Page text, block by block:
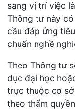
sang vị trí việc
Thông tư này
cầu đáp ứng
chuẩn nghề
Theo Thông tư
dục đại học
trực thuộc cơ
theo thẩm